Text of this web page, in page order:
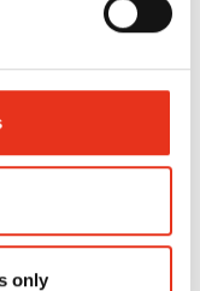
only